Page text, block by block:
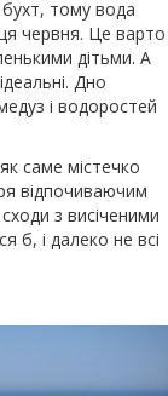
тому вода
червня. Це варто
дітьми. А
Дно
і водоростей
саме містечко
відпочиваючим
з висіченими
б, і далеко не всі